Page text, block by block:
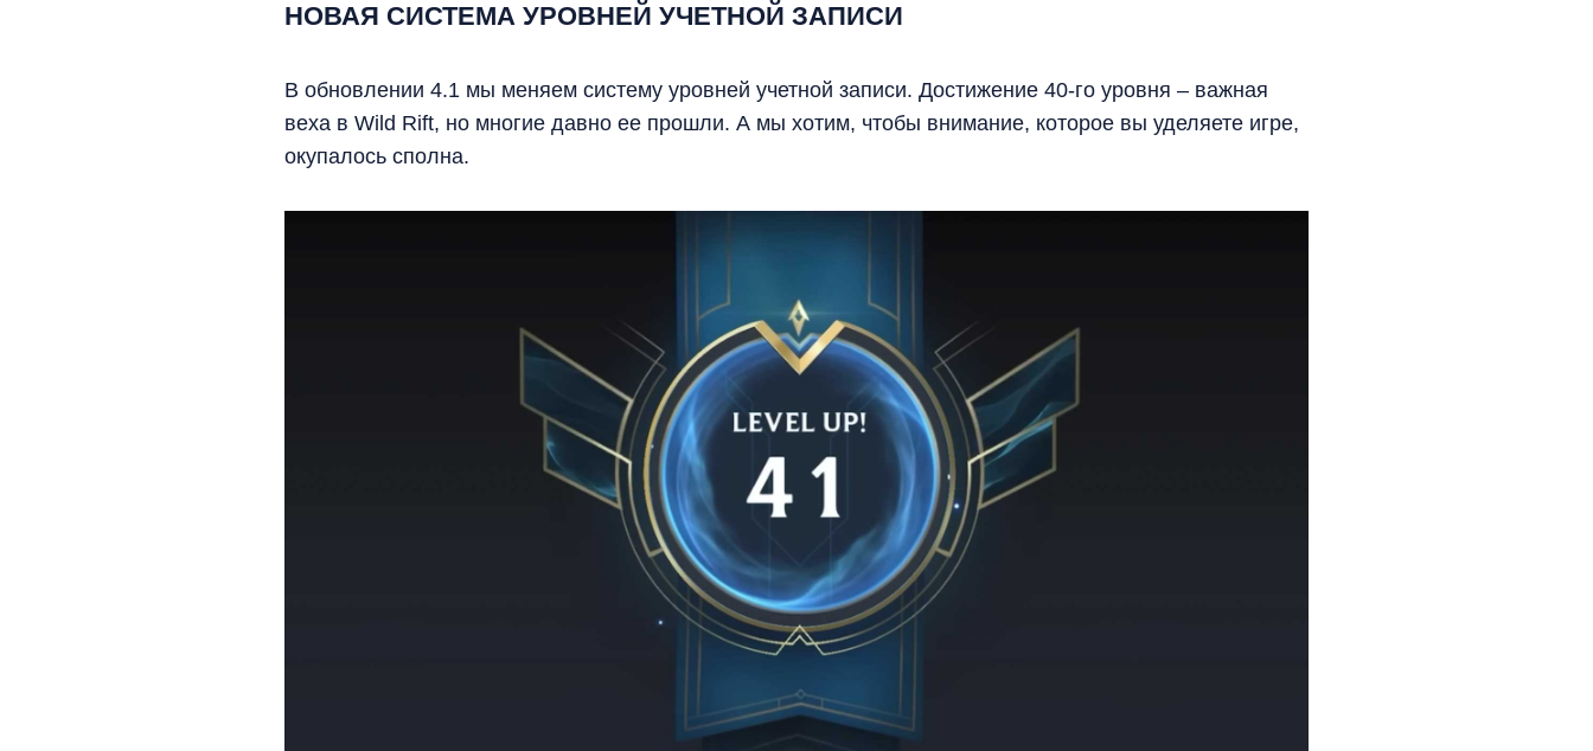
НОВАЯ СИСТЕМА УРОВНЕЙ УЧЕТНОЙ ЗАПИСИ
В обновлении 4.1 мы меняем систему уровней учетной записи. Достижение 40-го уровня – важная
веха в Wild Rift, но многие давно ее прошли. А мы хотим, чтобы внимание, которое вы уделяете игре,
окупалось сполна.